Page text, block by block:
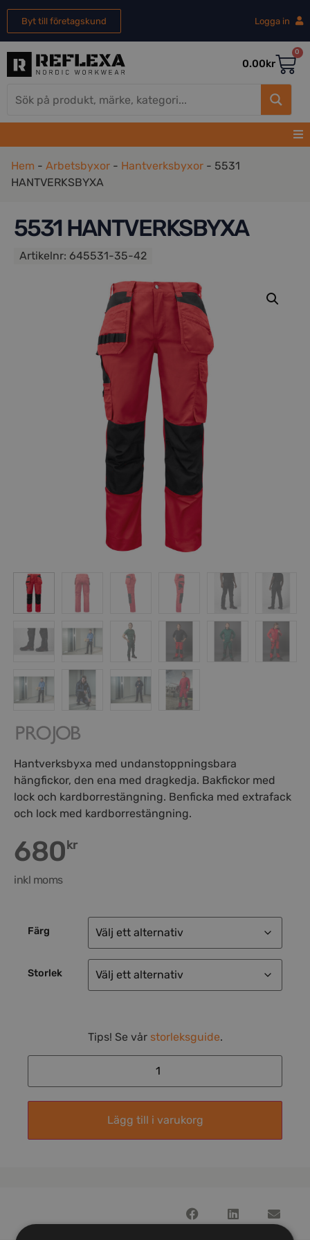
Byt till företagskund Logga in
0.00kr
0
Hem - Arbetsbyxor - Hantverksbyxor - 5531
HANTVERKSBYXA
5531 HANTVERKSBYXA
Artikelnr: 645531-35-42
Hantverksbyxa med undanstoppningsbara
hängfickor, den ena med dragkedja. Bakfickor med
lock och kardborrestängning. Benficka med extrafack
och lock med kardborrestängning.
680kr
inkl moms
Färg
Storlek
Tips! Se vår storleksguide.
Lägg till i varukorg